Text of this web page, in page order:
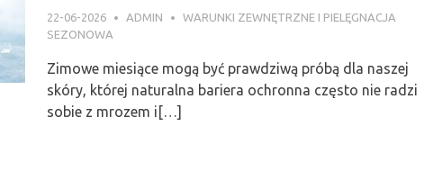
22-06-2026 ADMIN
WARUNKI ZEWNĘTRZNE I PIELĘGNACJA
SEZONOWA
Zimowe miesiące mogą być prawdziwą próbą dla naszej
skóry, której naturalna bariera ochronna często nie radzi
sobie z mrozem i[…]